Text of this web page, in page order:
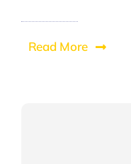
Read More